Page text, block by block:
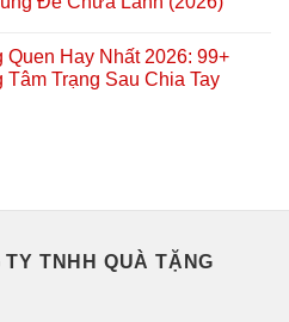
Hay Nhất 2026: 99+
Trạng Sau Chia Tay
TNHH QUÀ TẶNG